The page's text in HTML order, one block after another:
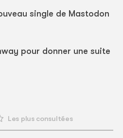
single de Mastodon
pour donner une suite
Les plus consultées